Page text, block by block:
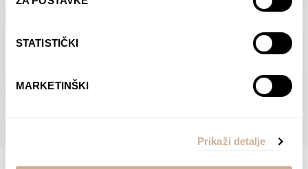
STATISTIČKI
MARKETINŠKI
Prikaži detalje
ODABERI OPCIJE
€Raspon
od
75,00 €
do
138,00 €
ODABERI OPCIJE
POGLEDAJTE SVE PROIZVODE U OVOJ KATEGORIJI